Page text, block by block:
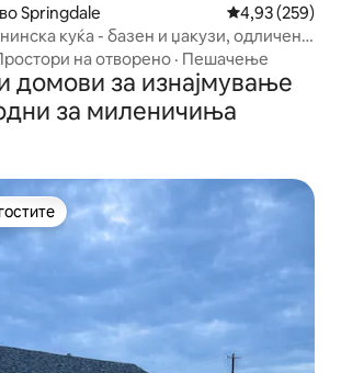
Springdale Просечна
4,93 (259)
куќа - базен и џакузи, одличен
на отворено · Пешачење
домови за изнајмување
за миленичиња
„Омилени на гостите“